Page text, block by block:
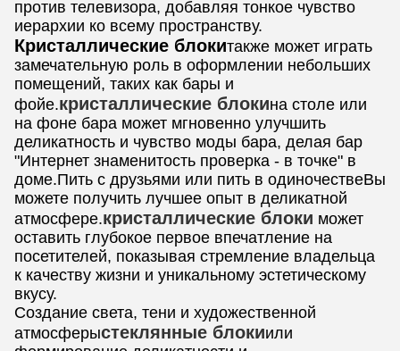
против телевизора, добавляя тонкое чувство
иерархии ко всему пространству.
Кристаллические блокитакже может играть
замечательную роль в оформлении небольших
помещений, таких как бары и
фойе.кристаллические блокина столе или
на фоне бара может мгновенно улучшить
деликатность и чувство моды бара, делая бар
"Интернет знаменитость проверка - в точке" в
доме.Пить с друзьями или пить в одиночествеВы
можете получить лучшее опыт в деликатной
атмосфере.кристаллические блоки может
оставить глубокое первое впечатление на
посетителей, показывая стремление владельца
к качеству жизни и уникальному эстетическому
вкусу.
Создание света, тени и художественной
атмосферыстеклянные блокиили